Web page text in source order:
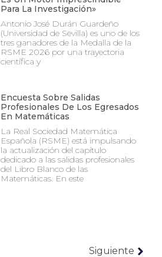
Para La Investigación»
Antonio José Durán Guardeño
(Universidad de Sevilla) es uno de los
tres ganadores de la Medalla de la
RSME 2026 por una trayectoria
científica y
Encuesta Sobre Salidas
Profesionales De Los Egresados
En Matemáticas
La Real Sociedad Matemática
Española (RSME) está impulsando
la actualización del capítulo
dedicado a las salidas profesionales
del Libro Blanco de las
Matemáticas. En este
Siguiente